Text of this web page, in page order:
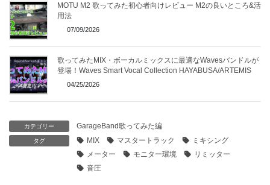
MOTU M2 歌ってみた初心者向けレビュー M2の良いところ&活
用法
07/09/2026
歌ってみたMIX・ボーカルミックスに最適なWavesバンドルが
登場！Waves Smart Vocal Collection HAYABUSA/ARTEMIS
04/25/2026
カテゴリー GarageBand歌ってみた編
タグ MIX マスタートラック
ミキシング
メーター
モニター環境
リミッター
音圧